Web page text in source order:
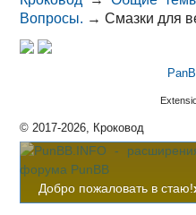
Вопросы. →Смазки для
© 2017-2026, Кроковод
Добро пожаловать в стаю!